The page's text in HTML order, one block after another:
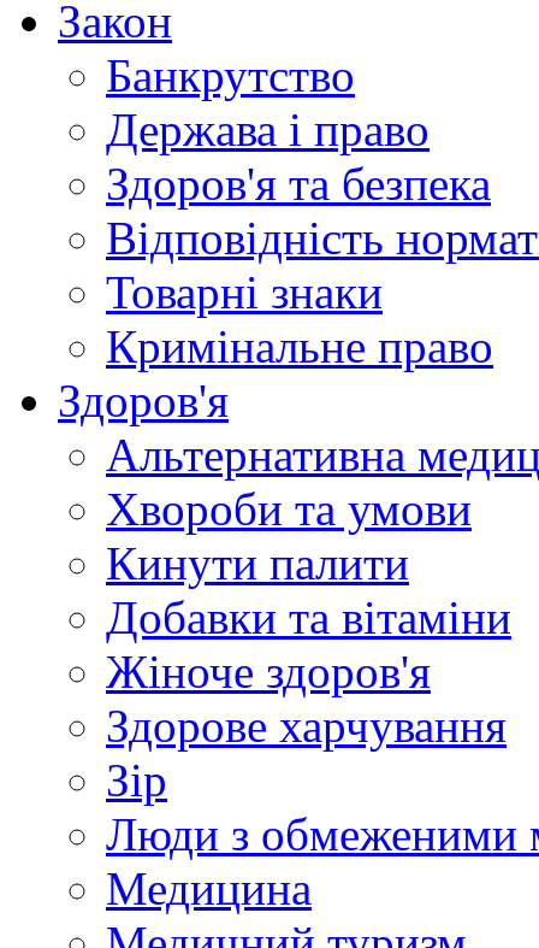
Закон
Банкрутство
Держава і право
Здоров'я та безпека
Відповідність
Товарні знаки
Кримінальне право
Здоров'я
Альтернативна
Хвороби та умови
Кинути палити
Добавки та вітаміни
Жіноче здоров'я
Здорове харчування
Зір
Люди з обмеженими
Медицина